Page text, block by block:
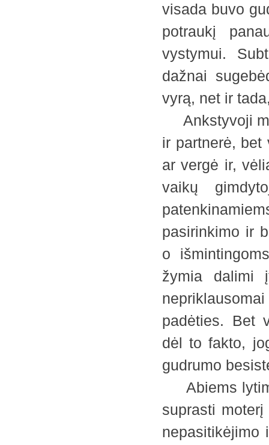
visada buvo
potraukį
vystymui.
dažnai
vyrą, net ir
Ankstyvoji
ir partnerė,
ar vergė ir,
vaikų
pasirinkimo ir
o
žymia dalimi
padėties. Bet
dėl to fakto,
gudrumo
Abiems
suprasti
nepasitikėjimo